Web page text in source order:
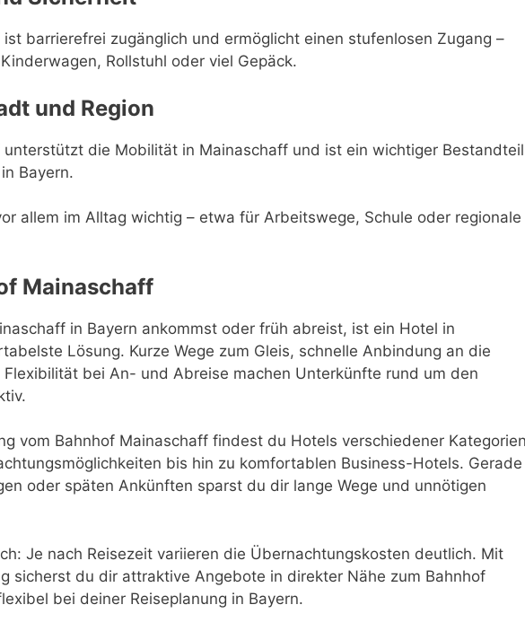
barrierefrei zugänglich und ermöglicht einen stufenlosen Zugang –
Rollstuhl oder viel Gepäck.
und Region
unterstützt die Mobilität in Mainaschaff und ist ein wichtiger Bestandteil
Bayern.
allem im Alltag wichtig – etwa für Arbeitswege, Schule oder regionale
Mainaschaff
in Bayern ankommst oder früh abreist, ist ein Hotel in
Lösung. Kurze Wege zum Gleis, schnelle Anbindung an die
bei An- und Abreise machen Unterkünfte rund um den
vom Bahnhof Mainaschaff findest du Hotels verschiedener Kategorien
bis hin zu komfortablen Business-Hotels. Gerade
oder späten Ankünften sparst du dir lange Wege und unnötigen
Je nach Reisezeit variieren die Übernachtungskosten deutlich. Mit
sicherst du dir attraktive Angebote in direkter Nähe zum Bahnhof
bei deiner Reiseplanung in Bayern.